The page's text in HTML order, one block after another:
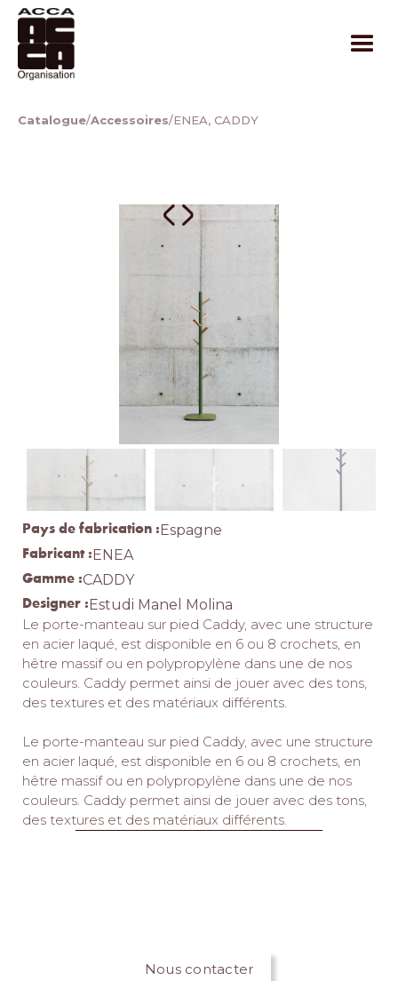
Catalogue/Accessoires/ENEA, CADDY
Pays de fabrication :Espagne
Fabricant :ENEA
Gamme :CADDY
Designer :Estudi Manel Molina
Le porte-manteau sur pied Caddy, avec une structure
en acier laqué, est disponible en 6 ou 8 crochets, en
hêtre massif ou en polypropylène dans une de nos
couleurs.‎ Caddy permet ainsi de jouer avec des tons,
des textures et des matériaux différents.‎
Le porte-manteau sur pied Caddy, avec une structure
en acier laqué, est disponible en 6 ou 8 crochets, en
hêtre massif ou en polypropylène dans une de nos
couleurs.‎ Caddy permet ainsi de jouer avec des tons,
des textures et des matériaux différents.‎
Nous contacter